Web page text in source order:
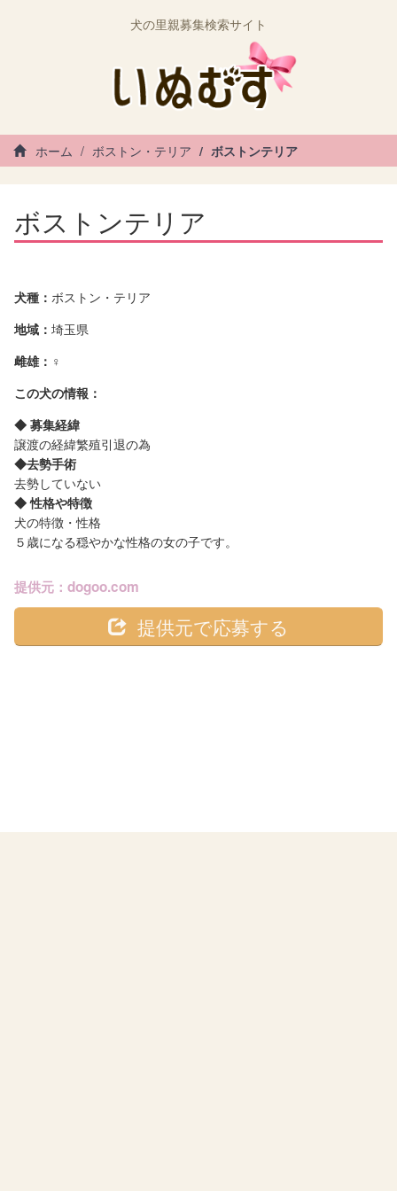
犬の里親募集検索サイト
ホーム ボストン・テリア ボストンテリア
ボストンテリア
犬種：ボストン・テリア
地域：埼玉県
雌雄： ♀
この犬の情報：
◆ 募集経緯
譲渡の経緯繁殖引退の為
◆去勢手術
去勢していない
◆ 性格や特徴
犬の特徴・性格
５歳になる穏やかな性格の女の子です。
提供元：dogoo.com
提供元で応募する